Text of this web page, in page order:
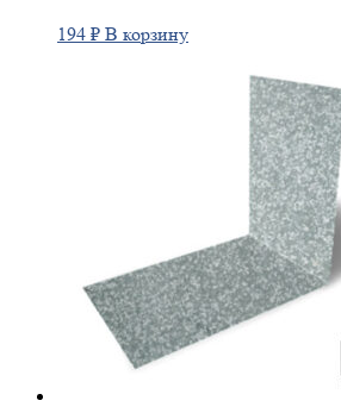
194 ₽ В корзину